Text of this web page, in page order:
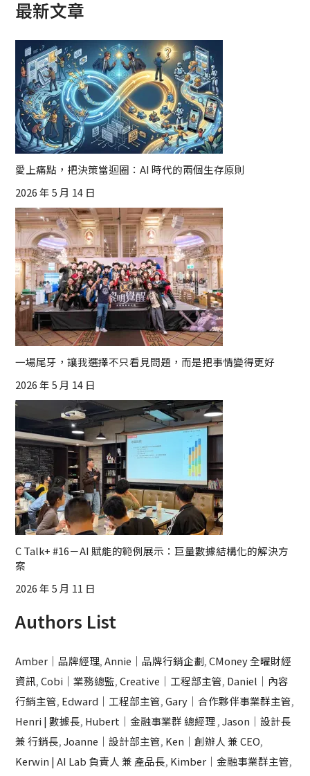
最新文章
愛上痛點，把決策當迴圈：AI 時代的兩個生存原則
2026 年 5 月 14 日
一場尾牙，讓我選擇不只看見問題，而是把事情變得更好
2026 年 5 月 14 日
C Talk+ #16－AI 賦能的範例展示：巨量數據結構化的解決方
案
2026 年 5 月 11 日
Authors List
Amber｜品牌經理,Annie｜品牌行銷企劃,CMoney 全曜財經
資訊,Cobi｜業務總監,Creative｜工程部主管, Daniel｜內容
行銷主管, Edward｜工程部主管,Gary｜合作夥伴事業群主管,
Henri | 數據長, Hubert｜金融事業群 總經理,Jason｜設計長
兼 行銷長,Joanne｜設計部主管, Ken｜創辦人 兼 CEO,
Kerwin | AI Lab 負責人 兼 產品長, Kimber｜金融事業群主管,